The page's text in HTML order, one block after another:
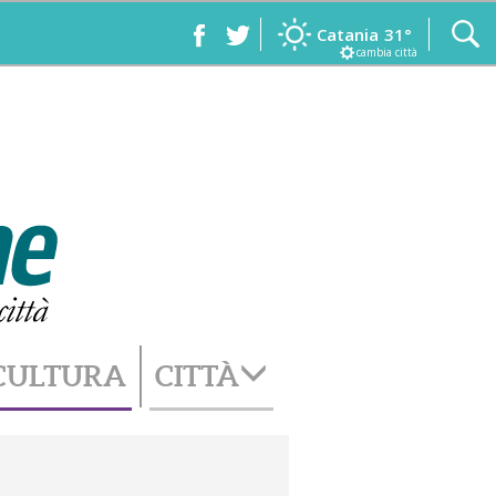
Catania 31°
cambia città
CITTÀ